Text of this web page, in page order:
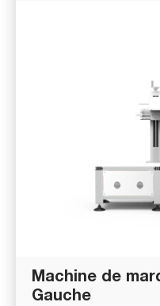
Machine de
Gauche